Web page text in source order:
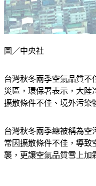
台灣秋冬兩季空氣品質不
災區，環保署表示，大陸
台灣秋冬兩季總被稱為空
常因擴散條件不佳，導致